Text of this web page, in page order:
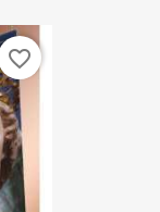
favorite_border